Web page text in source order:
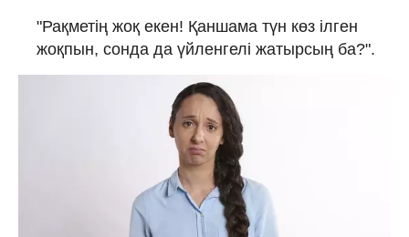
"Рақметің жоқ екен! Қаншама түн көз ілген
жоқпын, сонда да үйленгелі жатырсың ба?".